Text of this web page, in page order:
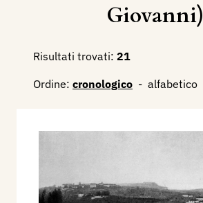
Giovanni)
Risultati trovati: 21
Ordine: cronologico - alfabetico